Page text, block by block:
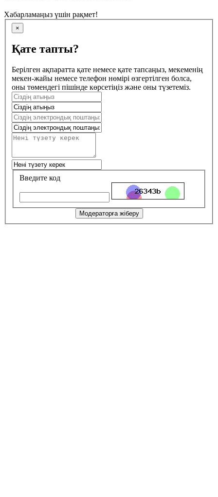
Хабарламаңыз үшін рақмет!
×
Қате тапты?
Берілген ақпаратта қате немесе қате тапсаңыз, мекеменің
мекен-жайы немесе телефон нөмірі өзгертілген болса,
оны төмендегі пішінде көрсетіңіз және оны түзетеміз.
Введите код
Модераторға жіберу